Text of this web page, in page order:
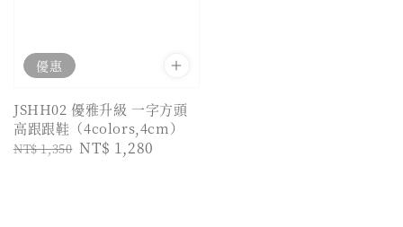
優惠
JSHH02 優雅升級 一字方頭
高跟跟鞋（4colors,4cm）
Regular
NT$ 1,350 Sale
NT$ 1,280